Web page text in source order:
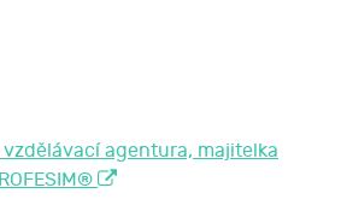
agentura, majitelka